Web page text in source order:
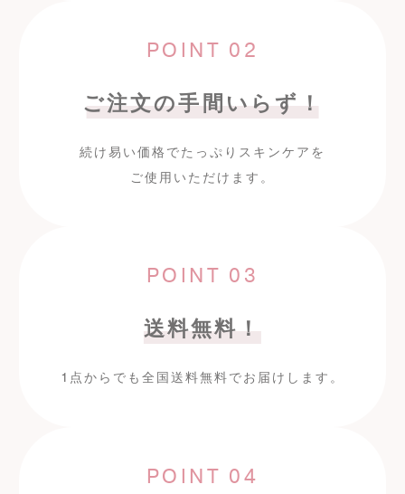
POINT 02
ご注文の手間いらず！
続け易い価格でたっぷりスキンケアを
ご使用いただけます。
POINT 03
送料無料！
1 点からでも全国送料無料でお届けします。
POINT 04